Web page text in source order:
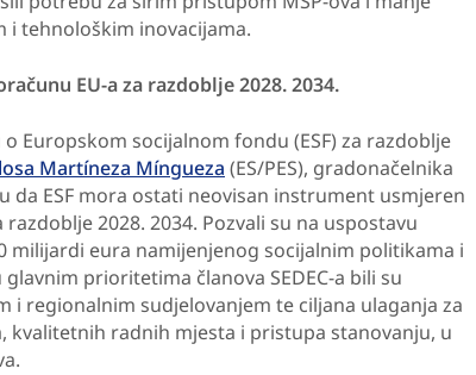
i tehnološkim inovacijama.
EU-a za razdoblje 2028. 2034.
Europskom socijalnom fondu (ESF) za razdoblje
Martíneza Míngueza (ES/PES), gradonačelnika
da ESF mora ostati neovisan instrument usmjeren
2028. 2034. Pozvali su na uspostavu
milijardi eura namijenjenog socijalnim politikama i
prioritetima članova SEDEC-a bili su
i regionalnim sudjelovanjem te ciljana ulaganja za
kvalitetnih radnih mjesta i pristupa stanovanju, u